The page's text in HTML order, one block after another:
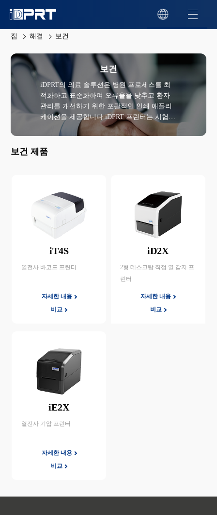
집 해결 보건
보건
iDPRT의 의료 솔루션은 병원 프로세스를 최
적화하고 표준화하여 오류율을 낮추고 환자
관리를 개선하기 위한 포괄적인 인쇄 애플리
케이션을 제공합니다.iDPRT 프린터는 시험관
라벨, 약품 라벨, 환자 식별 바코드, 의료 손목
밴드, 병력 및 실험실 샘플 라벨과 같은 기본
물품을 인쇄합니다.iDPRT 솔루션은 의료 기
보건 제품
iT4S
열전사 바코드 프린터
자세한 내용
비교
iD2X
2형 데스크탑 직접 열 감지 프
린터
자세한 내용
비교
iE2X
열전사 기압 프린터
자세한 내용
비교